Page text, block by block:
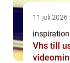
11 juli 2026
inspiration
Vhs till usb så räddas